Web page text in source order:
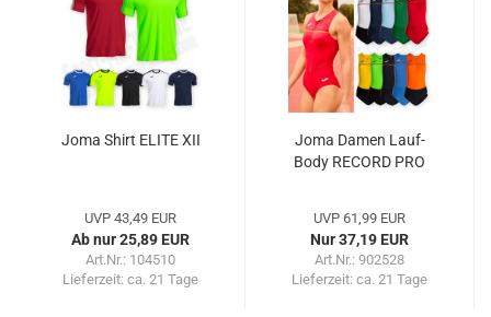
Joma Shirt ELITE XII
UVP 43,49 EUR
Ab nur 25,89 EUR
Art.Nr.: 104510
Lieferzeit: ca. 21 Tage
Joma Damen Lauf-
Body RECORD PRO
UVP 61,99 EUR
Nur 37,19 EUR
Art.Nr.: 902528
Lieferzeit: ca. 21 Tage